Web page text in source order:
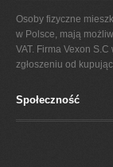
Osoby fizyczne
w Polsce, mają
VAT. Firma Vexon
zgłoszeniu od
Społeczność